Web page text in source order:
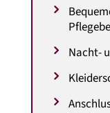
Nacht-